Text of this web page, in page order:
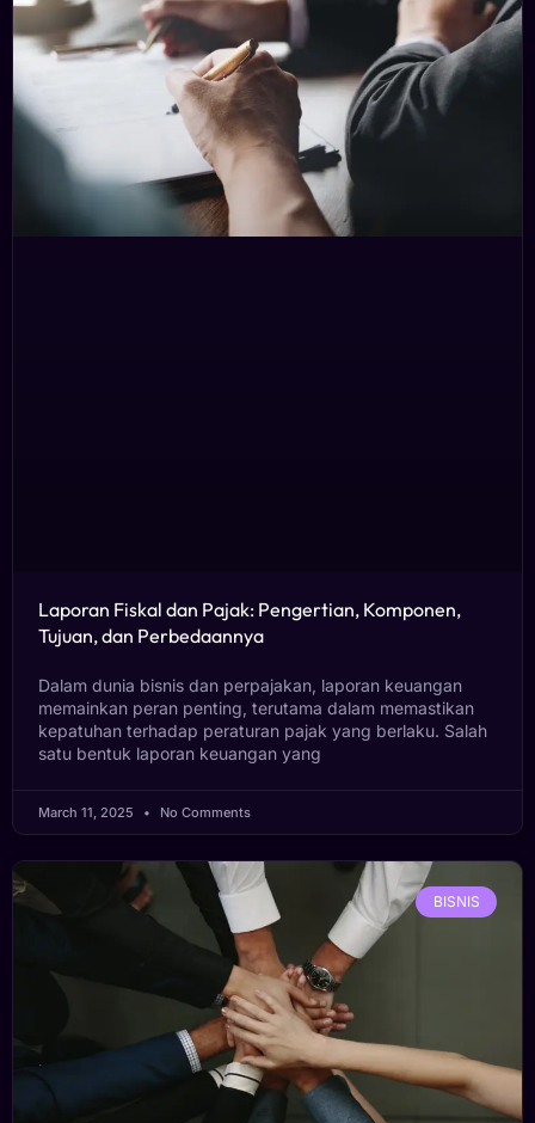
Laporan Fiskal dan Pajak: Pengertian, Komponen,
Tujuan, dan Perbedaannya
Dalam dunia bisnis dan perpajakan, laporan keuangan
memainkan peran penting, terutama dalam memastikan
kepatuhan terhadap peraturan pajak yang berlaku. Salah
satu bentuk laporan keuangan yang
March 11, 2025 No Comments
BISNIS